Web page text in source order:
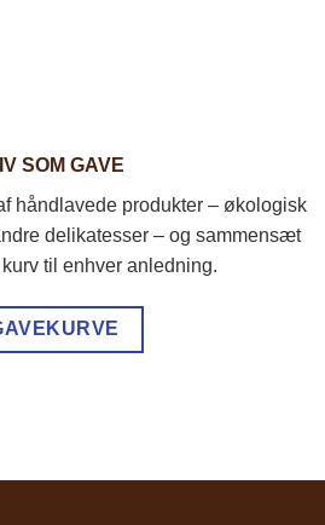
SOM GAVE
håndlavede produkter – økologisk
delikatesser – og sammensæt
til enhver anledning.